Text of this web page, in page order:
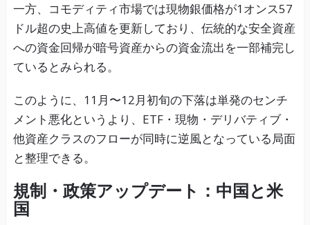
一方、コモディティ市場では現物銀価格が1オンス57
ドル超の史上高値を更新しており、伝統的な安全資産
への資金回帰が暗号資産からの資金流出を一部補完し
ているとみられる。
このように、11月〜12月初旬の下落は単発のセンチ
メント悪化というより、ETF・現物・デリバティブ・
他資産クラスのフローが同時に逆風となっている局面
と整理できる。
規制・政策アップデート：中国と米
国